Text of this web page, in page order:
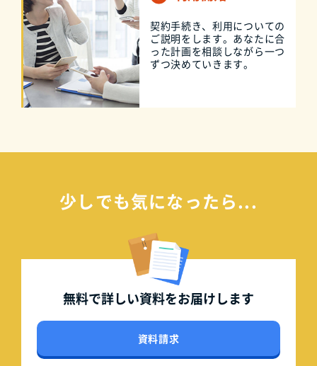
契約手続き、利用についての
ご説明をします。あなたに合
った計画を相談しながら一つ
ずつ決めていきます。
少しでも気になったら...
無料で詳しい資料をお届けします
資料請求